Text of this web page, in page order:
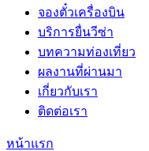
จองตั๋วเครื่องบิน
บริการยื่นวีซ่า
บทความท่องเที่ยว
ผลงานที่ผ่านมา
เกี่ยวกับเรา
ติดต่อเรา
หน้าแรก